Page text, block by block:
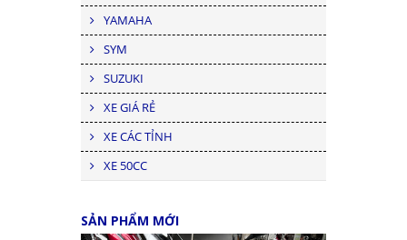
YAMAHA
SYM
SUZUKI
XE GIÁ RẺ
XE CÁC TỈNH
XE 50CC
SẢN PHẨM MỚI